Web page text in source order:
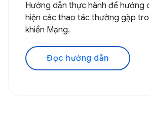
Hướng dẫn thực hành để hướng
hiện các thao tác thường gặp
khiển Mạng.
Đọc hướng dẫn